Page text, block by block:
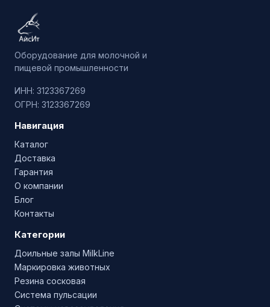
Оборудование для молочной и
пищевой промышленности
ИНН: 3123367269
ОГРН: 3123367269
Навигация
Каталог
Доставка
Гарантия
О компании
Блог
Контакты
Категории
Доильные залы MilkLine
Маркировка животных
Резина сосковая
Система пульсации